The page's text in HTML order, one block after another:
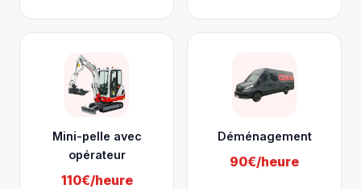
Mini-pelle avec
opérateur
110€/heure
Déménagement
90€/heure